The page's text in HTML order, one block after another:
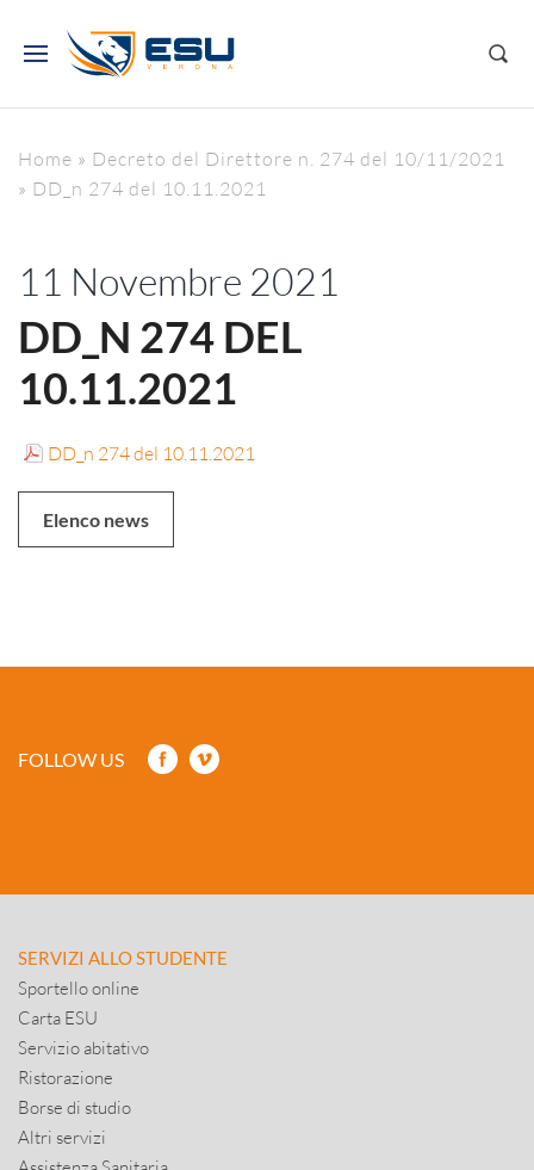
Home » Decreto del Direttore n. 274 del 10/11/2021
» DD_n 274 del 10.11.2021
11 Novembre 2021
DD_N 274 DEL
10.11.2021
DD_n 274 del 10.11.2021
Elenco news
FOLLOW US
SERVIZI ALLO STUDENTE
Sportello online
Carta ESU
Servizio abitativo
Ristorazione
Borse di studio
Altri servizi